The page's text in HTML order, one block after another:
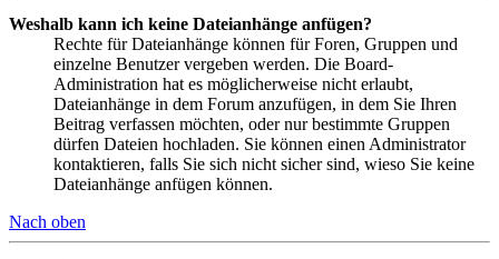
Weshalb kann ich keine Dateianhänge anfügen?
Rechte für Dateianhänge können für Foren, Gruppen und
einzelne Benutzer vergeben werden. Die Board-
Administration hat es möglicherweise nicht erlaubt,
Dateianhänge in dem Forum anzufügen, in dem Sie Ihren
Beitrag verfassen möchten, oder nur bestimmte Gruppen
dürfen Dateien hochladen. Sie können einen Administrator
kontaktieren, falls Sie sich nicht sicher sind, wieso Sie keine
Dateianhänge anfügen können.
Nach oben